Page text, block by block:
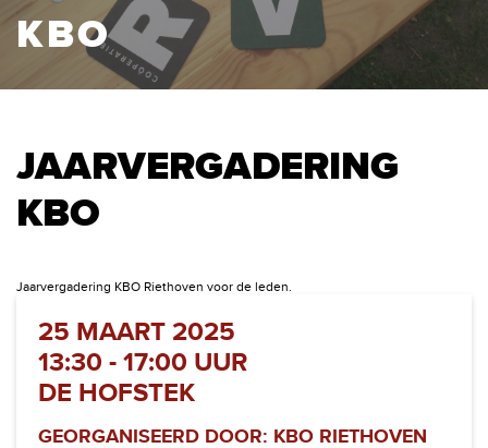
KBO
JAARVERGADERING
KBO
Jaarvergadering KBO Riethoven voor de leden.
25 MAART 2025
13:30 - 17:00 UUR
DE HOFSTEK
GEORGANISEERD DOOR: KBO RIETHOVEN